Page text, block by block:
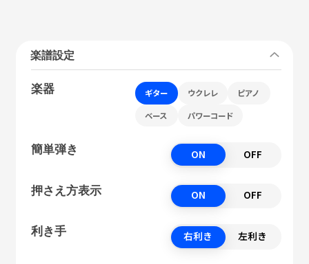
楽譜設定
楽器 ギター ウクレレ ピアノ
ベース パワーコード
簡単弾き ON OFF
押さえ方表示 ON OFF
利き手 右利き 左利き